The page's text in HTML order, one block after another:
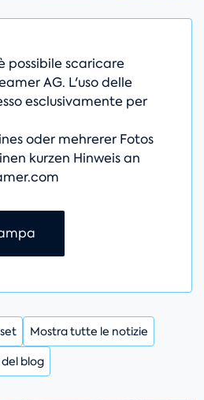
possibile scaricare
AG. L'uso delle
esclusivamente per
oder mehrerer Fotos
kurzen Hinweis an
Mostra tutte le notizie
blog